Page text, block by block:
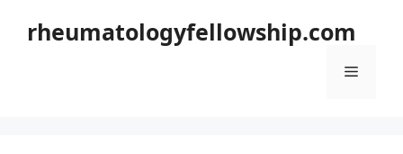
rheumatologyfellowship.com
Menu